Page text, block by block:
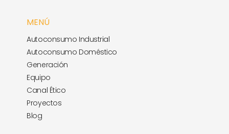
MENÚ
Autoconsumo Industrial
Autoconsumo Doméstico
Generación
Equipo
Canal Ético
Proyectos
Blog